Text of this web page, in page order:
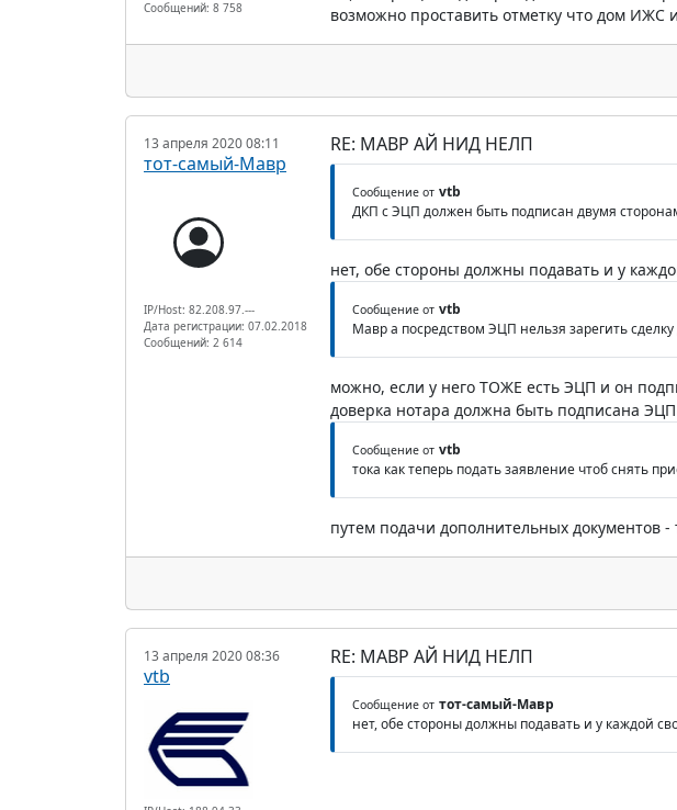
Сообщений: 8 758
возможно проставить отметку что дом ИЖС
13 апреля 2020 08:11
тот-самый-Мавр
IP/Host: 82.208.97.---
Дата регистрации: 07.02.2018
Сообщений: 2 614
RE: МАВР АЙ НИД НЕЛП
Сообщение от vtb
ДКП с ЭЦП должен быть подписан двумя
нет, обе стороны должны подавать и у
Сообщение от vtb
Мавр а посредством ЭЦП нельзя зарегить
можно, если у него ТОЖЕ есть ЭЦП и он
доверка нотара должна быть подписана
Сообщение от vtb
тока как теперь подать заявление чтоб снять
путем подачи дополнительных документов -
13 апреля 2020 08:36
vtb
RE: МАВР АЙ НИД НЕЛП
Сообщение от тот-самый-Мавр
нет, обе стороны должны подавать и у каждой